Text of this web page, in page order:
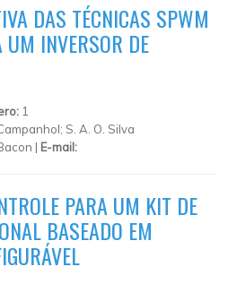
DAS TÉCNICAS SPWM
INVERSOR DE
1
S. A. O. Silva
| E-mail:
PARA UM KIT DE
BASEADO EM